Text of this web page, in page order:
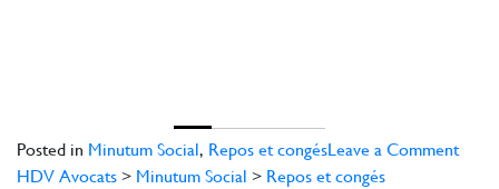
Posted in Minutum Social, Repos et congésLeave a Commenton
HDV Avocats > Minutum Social > Repos et congés